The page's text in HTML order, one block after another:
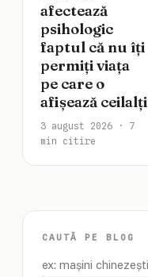
afectează
psihologic
faptul că nu îți
permiți viața
pe care o
afișează ceilalți
3 august 2026 · 7
min citire
CAUTĂ PE BLOG
Caută